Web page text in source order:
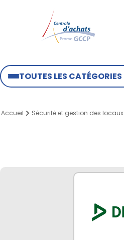
TOUTES LES CATÉGORIES
Accueil Sécurité et gestion des locaux